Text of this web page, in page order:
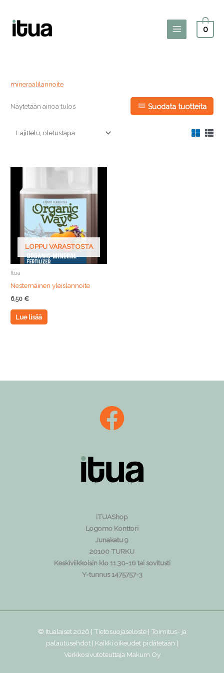
Main
0
mineraalilannoite
Näytetään ainoa tulos Suodata tuotteita
LOPPU VARASTOSTA
Itua
Nestemäinen yleislannoite
6,50 €
Lue lisää
ITUAShop
Logomo Konttori
Junakatu 9
20100 TURKU
Keskiviikkoisin klo 11.30-16 tai sovitusti
Y-tunnus 1475757-3
© Itualaiset 2026 | Tietosuojaseloste| Toimitus- ja
palautusehdot | Kaikki oikeudet pidätetään |
Verkkosivutoteuttaja Makum Oy